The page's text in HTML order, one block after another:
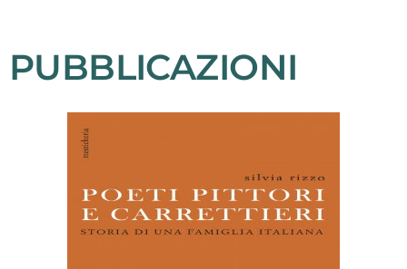
PUBBLICAZIONI